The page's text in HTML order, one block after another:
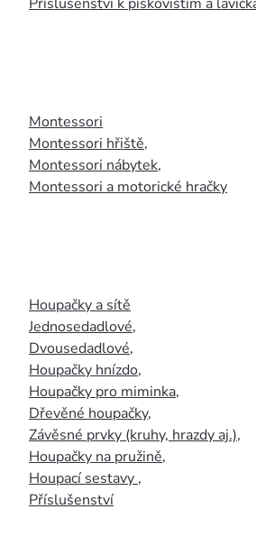
Montessori
Montessori hřiště,
Montessori nábytek,
Montessori a motorické hračky
Houpačky a sítě
Jednosedadlové,
Dvousedadlové,
Houpačky hnízdo,
Houpačky pro miminka,
Dřevěné houpačky,
Závěsné prvky (kruhy, hrazdy aj.),
Houpačky na pružině,
Houpací sestavy ,
Příslušenství